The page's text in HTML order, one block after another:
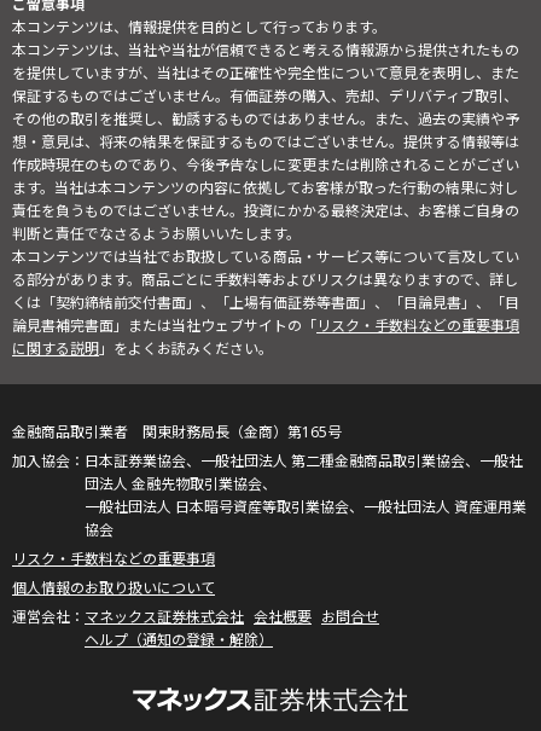
ご留意事項
本コンテンツは、情報提供を目的として行っております。
本コンテンツは、当社や当社が信頼できると考える情報源から提供されたもの
を提供していますが、当社はその正確性や完全性について意見を表明し、また
保証するものではございません。有価証券の購入、売却、デリバティブ取引、
その他の取引を推奨し、勧誘するものではありません。また、過去の実績や予
想・意見は、将来の結果を保証するものではございません。提供する情報等は
作成時現在のものであり、今後予告なしに変更または削除されることがござい
ます。当社は本コンテンツの内容に依拠してお客様が取った行動の結果に対し
責任を負うものではございません。投資にかかる最終決定は、お客様ご自身の
判断と責任でなさるようお願いいたします。
本コンテンツでは当社でお取扱している商品・サービス等について言及してい
る部分があります。商品ごとに手数料等およびリスクは異なりますので、詳し
くは「契約締結前交付書面」、「上場有価証券等書面」、「目論見書」、「目
論見書補完書面」または当社ウェブサイトの「リスク・手数料などの重要事項
に関する説明」をよくお読みください。
金融商品取引業者 関東財務局長（金商）第165号
日本証券業協会、一般社団法人 第二種金融商品取引業協会、一般社
団法人 金融先物取引業協会、
一般社団法人 日本暗号資産等取引業協会、一般社団法人 資産運用業
協会
リスク・手数料などの重要事項
個人情報のお取り扱いについて
マネックス証券株式会社 会社概要 お問合せ
ヘルプ（通知の登録・解除）